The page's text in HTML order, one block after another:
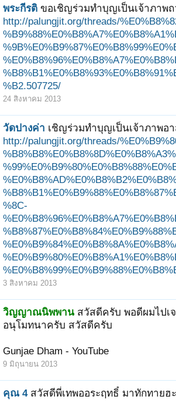
พระกีรติ ขอเชิญร่วมทำบุญเป็นเจ้าภา
http://palungjit.org/threads/
%B2.507725/
24 สิงหาคม 2013
วัดปางค่า เชิญร่วมทำบุญเป็นเจ้าภาพอ
http://palungjit.org/threads/
%8C-
3 สิงหาคม 2013
วิญญาณนิพพาน สวัสดีครับ พอดีผมไปเ
อนุโมทนาครับ สวัสดีครับ
Gunjae Dham - YouTube
9 มิถุนายน 2013
คุณ 4 สวัสดีพี่เทพออระฤทธิ์ มาทักทายฮะ